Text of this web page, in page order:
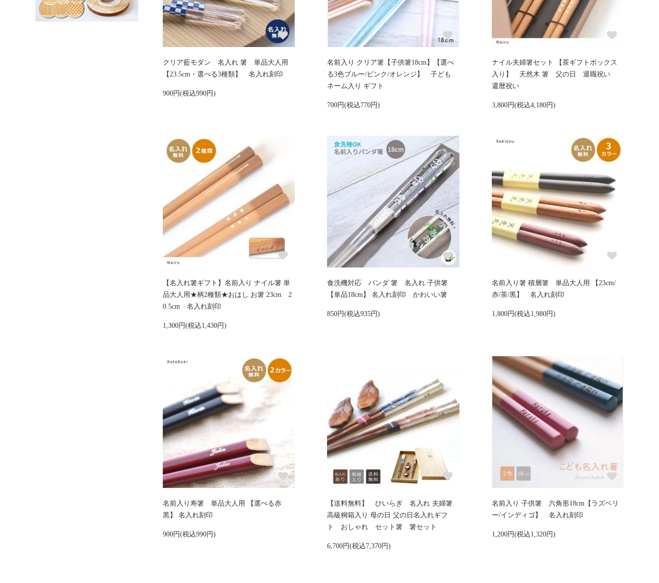
クリア藍モダン 名入れ 箸 単品大人用
【23.5cm・選べる3種類】 名入れ刻印
900円(税込990円)
名前入り クリア箸【子供箸18cm】【選べ
る3色ブルー/ピンク/オレンジ】 子ども
ネーム入り ギフト
700円(税込770円)
ナイル夫婦箸セット 【茶ギフトボックス
入り】 天然木 箸 父の日 退職祝い
還暦祝い
3,800円(税込4,180円)
【名入れ箸ギフト】名前入り ナイル箸 単
品大人用★柄2種類★おはし お箸 23cm 2
0.5cm 名入れ刻印
1,300円(税込1,430円)
食洗機対応 パンダ 箸 名入れ 子供箸
【単品18cm】 名入れ刻印 かわいい箸
850円(税込935円)
名前入り箸 積層箸 単品大人用 【23cm/
赤/茶/黒】 名入れ刻印
1,800円(税込1,980円)
名前入り寿箸 単品大人用 【選べる赤
黒】 名入れ刻印
900円(税込990円)
【送料無料】 ひいらぎ 名入れ 夫婦箸
高級桐箱入り 母の日 父の日名入れギフ
ト おしゃれ セット箸 箸セット
6,700円(税込7,370円)
名前入り 子供箸 六角形18cm【ラズベリ
ー/インディゴ】 名入れ刻印
1,200円(税込1,320円)